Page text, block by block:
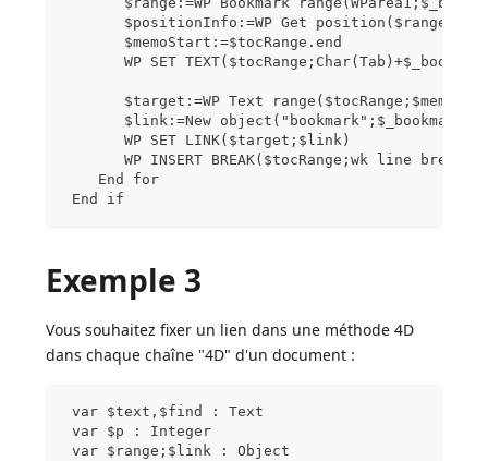
$positionInfo:=WP Get position($range)
$memoStart:=$tocRange.end
WP SET
$target:=WP Text
$link:=New
WP SET LINK($target;$link)
WP INSERT BREAK($tocRange;wk line
End for
End if
Exemple 3
Vous souhaitez fixer un lien dans une méthode 4D
dans chaque chaîne "4D" d'un document :
var $text,$find : Text
var $p : Integer
var $range;$link : Object